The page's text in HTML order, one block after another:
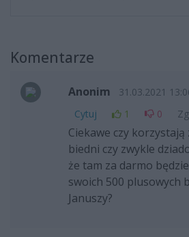
Komentarze
Anonim 31.03.2021
Cytuj
1 0
Ciekawe czy
biedni czy zwykle
że tam za darmo
swoich 500 plusowych
Januszy?